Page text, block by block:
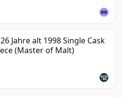
Jahre alt 1998 Single Cask
(Master of Malt)